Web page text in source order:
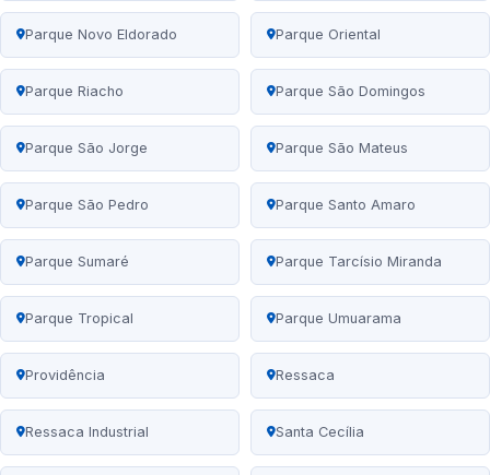
Parque Novo Eldorado Parque Oriental
Parque Riacho Parque São Domingos
Parque São Jorge Parque São Mateus
Parque São Pedro Parque Santo Amaro
Parque Sumaré Parque Tarcísio Miranda
Parque Tropical Parque Umuarama
Providência Ressaca
Ressaca Industrial Santa Cecília